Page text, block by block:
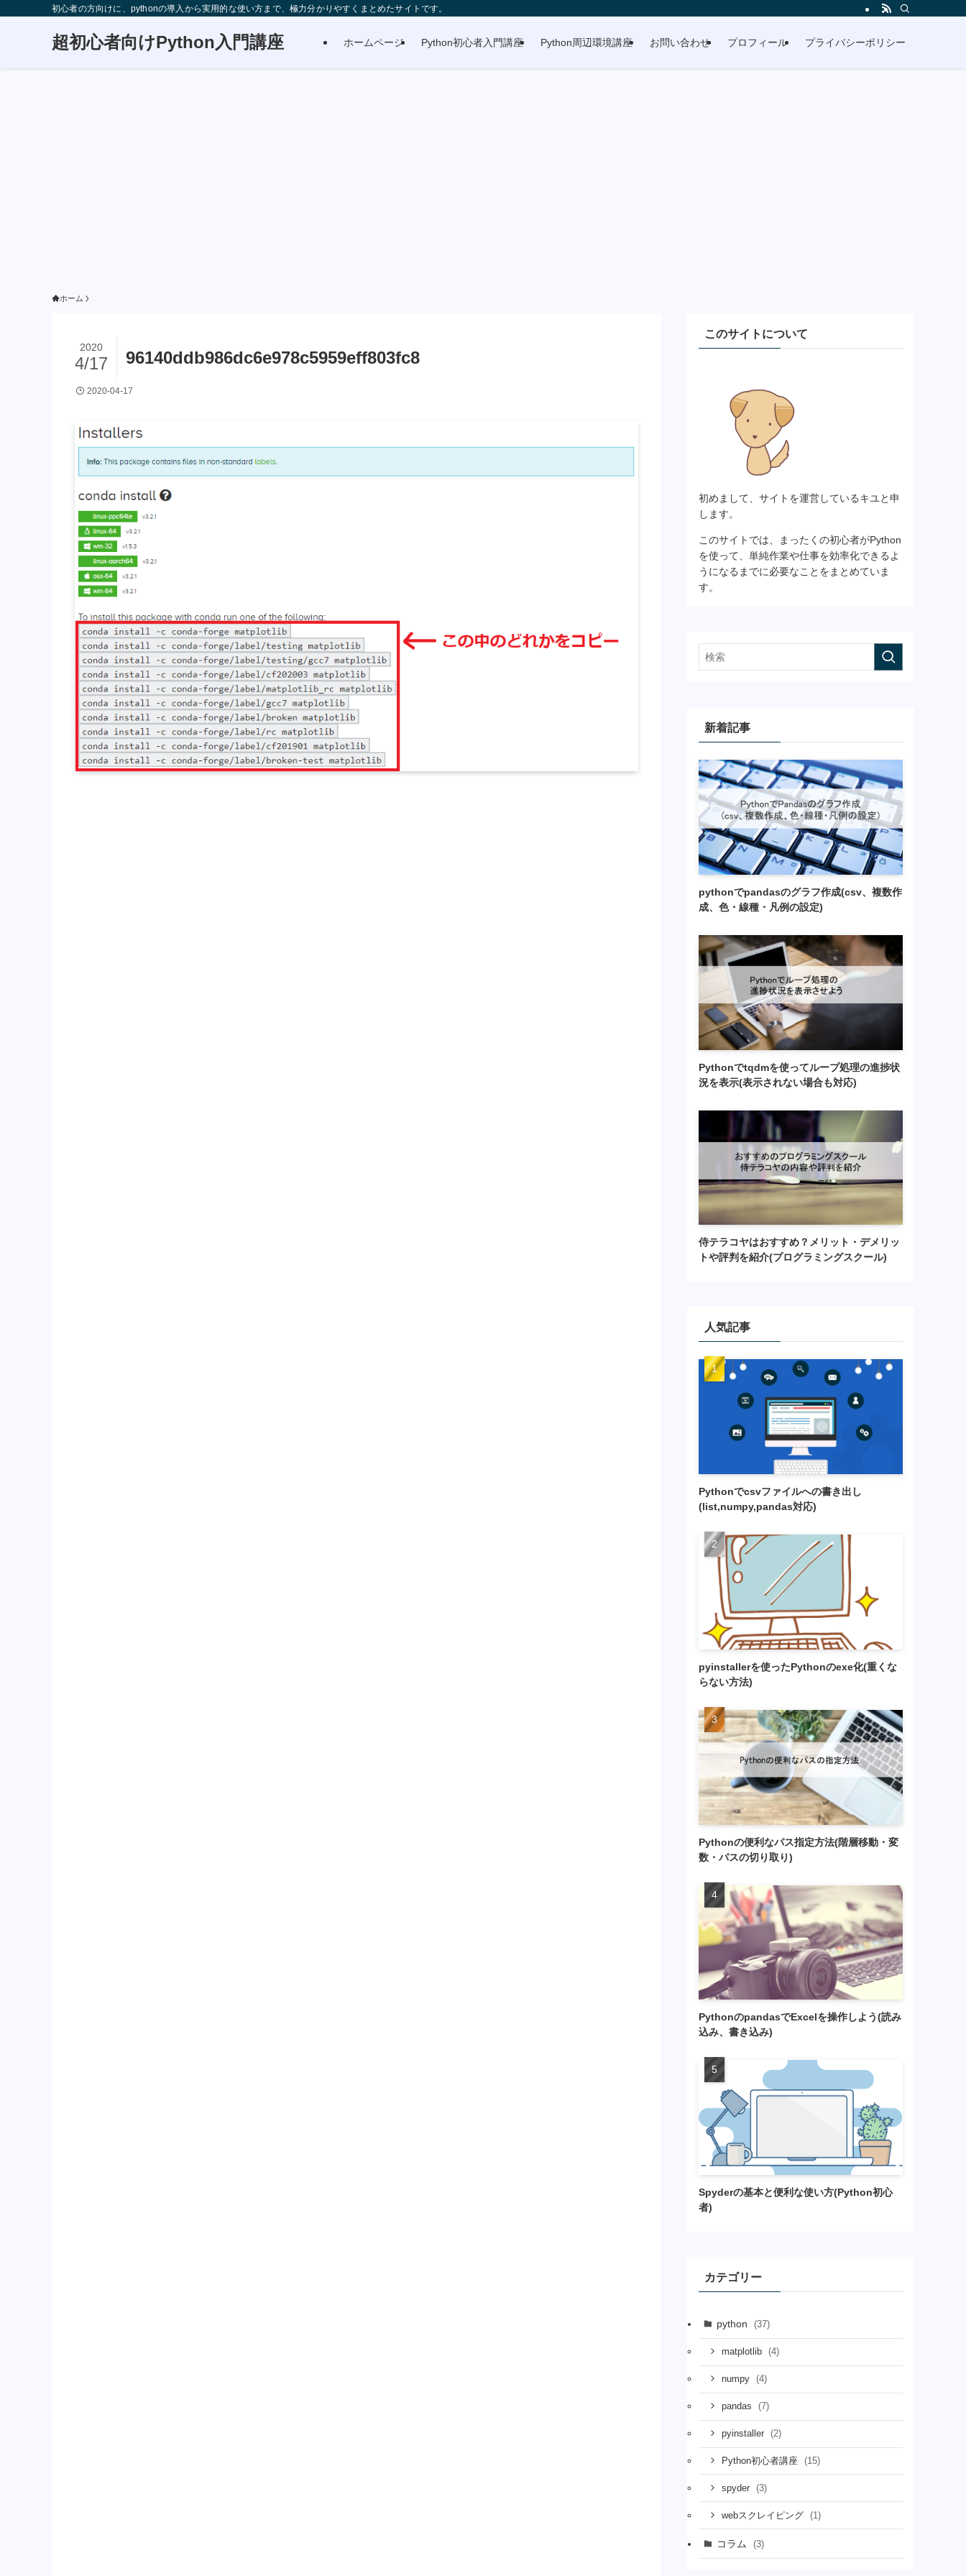
初心者の方向けに、pythonの導入から実用的な使い方まで、極力分かりやすくまとめたサイトです。
超初心者向けPython入門講座 ホームページ Python初心者入門講座 Python周辺環境講座 お問い合わせ プロフィール プライバシーポリシー
ホーム
96140ddb986dc6e978c5959eff803fc8
2020
4/17
2020-04-17
このサイトについて
初めまして、サイトを運営しているキユと申
します。
このサイトでは、まったくの初心者がPython
を使って、単純作業や仕事を効率化できるよ
うになるまでに必要なことをまとめていま
す。
新着記事
pythonでpandasのグラフ作成(csv、複数作
成、色・線種・凡例の設定)
Pythonでtqdmを使ってループ処理の進捗状
況を表示(表示されない場合も対応)
侍テラコヤはおすすめ？メリット・デメリッ
トや評判を紹介(プログラミングスクール)
人気記事
Pythonでcsvファイルへの書き出し
(list,numpy,pandas対応)
pyinstallerを使ったPythonのexe化(重くな
らない方法)
Pythonの便利なパス指定方法(階層移動・変
数・パスの切り取り)
PythonのpandasでExcelを操作しよう(読み
込み、書き込み)
Spyderの基本と便利な使い方(Python初心
者)
カテゴリー
python (37)
matplotlib (4)
numpy (4)
pandas (7)
pyinstaller (2)
Python初心者講座 (15)
spyder (3)
webスクレイピング (1)
コラム (3)